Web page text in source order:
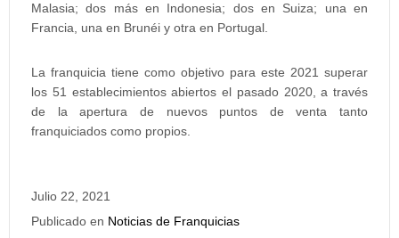
Malasia; dos más en Indonesia; dos en Suiza; una en
Francia, una en Brunéi y otra en Portugal.
La franquicia tiene como objetivo para este 2021 superar
los 51 establecimientos abiertos el pasado 2020, a través
de la apertura de nuevos puntos de venta tanto
franquiciados como propios.
Julio 22, 2021
Publicado en Noticias de Franquicias